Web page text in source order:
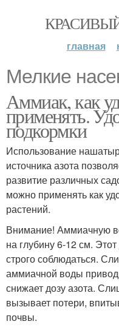
главная
Мелкие
Аммиак, как
применять.
подкормки
Использование
источника азота
развитие различных
можно применять как
растений.
Внимание! Аммиачную
на глубину 6-12 см.
строго соблюдаться.
аммиачной воды
снижает дозу азота.
вызывает потери,
почвы.